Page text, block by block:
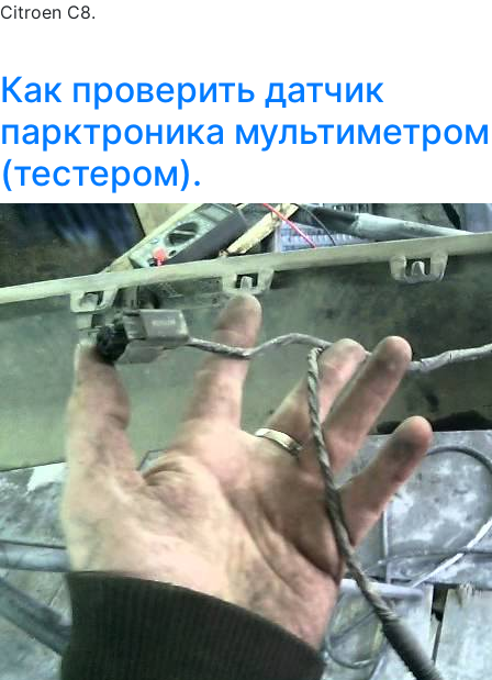
Citroen C8.
Как проверить датчик
парктроника мультиметром
(тестером).